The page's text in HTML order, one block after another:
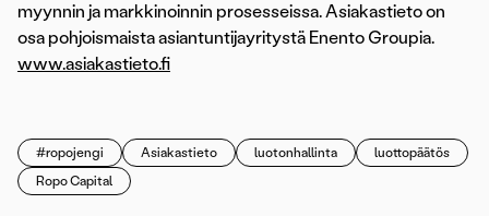
myynnin ja markkinoinnin prosesseissa. Asiakastieto on
osa pohjoismaista asiantuntijayritystä Enento Groupia.
www.asiakastieto.fi
#ropojengi Asiakastieto luotonhallinta
luottopäätös
Ropo Capital